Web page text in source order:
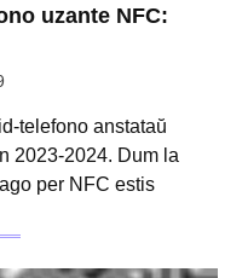
uzante NFC:
telefono anstataŭ
2023-2024. Dum la
per NFC estis